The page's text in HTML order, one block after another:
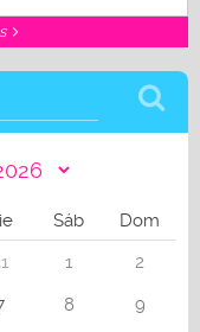
Sáb
Dom
1
2
8
9